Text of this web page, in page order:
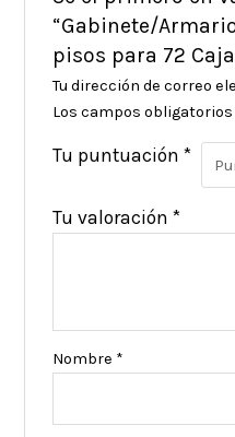
“Gabinete/
pisos para 72
Tu dirección de correo
Los campos
Tu puntuación *
Tu valoración *
Nombre *